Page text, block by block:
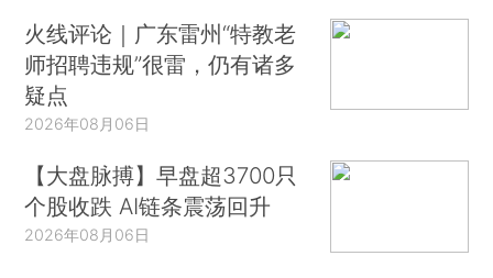
火线评论｜广东雷州“特教老
师招聘违规”很雷，仍有诸多
疑点
2026年08月06日
【大盘脉搏】早盘超3700只
个股收跌 AI链条震荡回升
2026年08月06日